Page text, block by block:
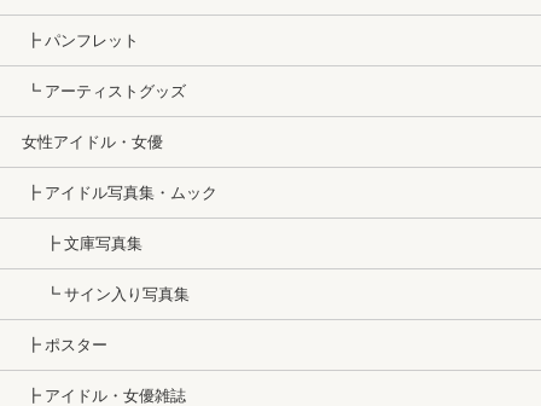
┣ パンフレット
┗ アーティストグッズ
女性アイドル・女優
┣ アイドル写真集・ムック
┣ 文庫写真集
┗ サイン入り写真集
┣ ポスター
┣ アイドル・女優雑誌